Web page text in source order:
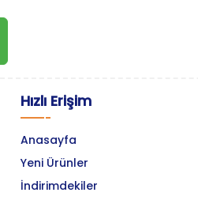
Hızlı Erişim
Anasayfa
Yeni Ürünler
İndirimdekiler